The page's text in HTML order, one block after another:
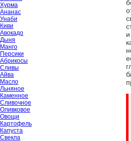
Хурма
Ананас
Унаби
Киви
Авокадо
Дыня
Манго
Персики
Абрикосы
Сливы
Айва
Масло
Льняное
Каменное
Сливочное
Оливковое
Овощи
Картофель
Капуста
Свекла